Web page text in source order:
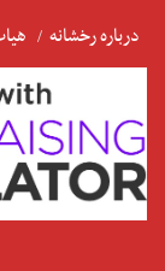
درباره رخشانه